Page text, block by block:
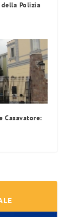
Polizia
Casavatore: